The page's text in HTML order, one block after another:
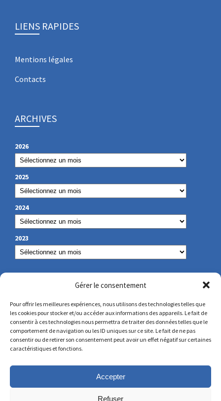
Gérer le consentement
Pour offrir les meilleures expériences, nous utilisons des technologies telles que
les cookies pour stocker et/ou accéder aux informations des appareils. Le fait de
consentir à ces technologies nous permettra de traiter des données telles que le
comportement de navigation ou les ID uniques sur ce site. Le fait de ne pas
consentir ou de retirer son consentement peut avoir un effet négatif sur certaines
caractéristiques et fonctions.
Accepter
Refuser
LIENS RAPIDES
Mentions légales
Contacts
ARCHIVES
2026
2025
2024
2023
NOS COORDONNÉES
secretariat@lamennais.org
protectionenfance@lamennais.org